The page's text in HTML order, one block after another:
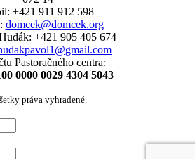
+421 911 912 598
domcek@domcek.org
+421 905 405 674
Pastoračného centra:
0000 0029 4304 5043
práva vyhradené.